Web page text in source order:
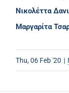
Νικολέττα
Μαργαρίτα
Thu, 06 Feb '20 |